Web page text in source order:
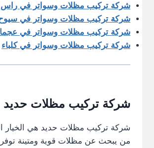
شركة تركيب مظلات وسواتر في راس
شركة تركيب مظلات وسواتر في
شركة تركيب مظلات وسواتر في
شركة تركيب مظلات وسواتر في كلباء
شركة تركيب مظلات حديد
شركة تركيب مظلات حديد هي الخيار
من يبحث عن مظلات قوية ومتينة توفر